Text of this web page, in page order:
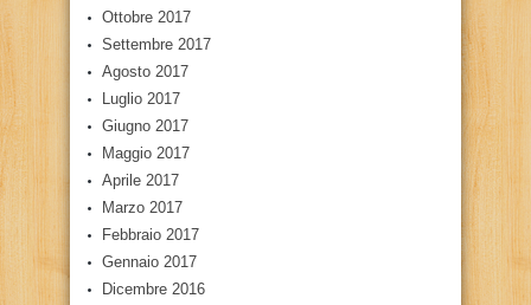
Ottobre 2017
Settembre 2017
Agosto 2017
Luglio 2017
Giugno 2017
Maggio 2017
Aprile 2017
Marzo 2017
Febbraio 2017
Gennaio 2017
Dicembre 2016